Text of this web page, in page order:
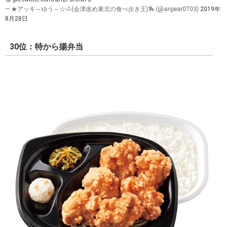
— ★アッキ～ゆう～☆🐴(会津改め東北の食べ歩き王)🏇 (@anpear0703) 2019年
8月28日
30位：特から揚弁当